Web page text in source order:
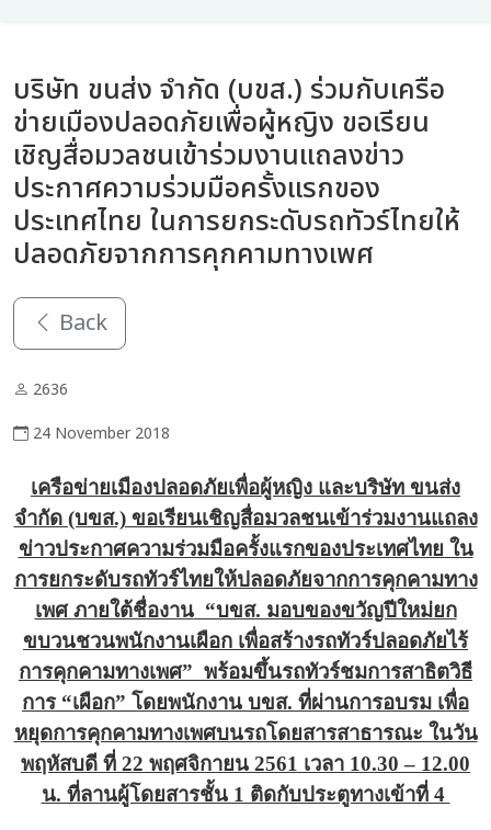
บริษัท ขนส่ง จำกัด (บขส.) ร่วมกับเครือ
ข่ายเมืองปลอดภัยเพื่อผู้หญิง ขอเรียน
เชิญสื่อมวลชนเข้าร่วมงานแถลงข่าว
ประกาศความร่วมมือครั้งแรกของ
ประเทศไทย ในการยกระดับรถทัวร์ไทยให้
ปลอดภัยจากการคุกคามทางเพศ
Back
2636
24 November 2018
เครือข่ายเมืองปลอดภัยเพื่อผู้หญิง และบริษัท ขนส่ง
จำกัด (บขส.) ขอเรียนเชิญสื่อมวลชนเข้าร่วมงานแถลง
ข่าวประกาศความร่วมมือครั้งแรกของประเทศไทย ใน
การยกระดับรถทัวร์ไทยให้ปลอดภัยจากการคุกคามทาง
เพศ ภายใต้ชื่องาน“บขส. มอบของขวัญปีใหม่ยก
ขบวนชวนพนักงานเผือก เพื่อสร้างรถทัวร์ปลอดภัยไร้
การคุกคามทางเพศ” พร้อมขึ้นรถทัวร์ชมการสาธิตวิธี
การ “เผือก” โดยพนักงาน บขส. ที่ผ่านการอบรม เพื่อ
หยุดการคุกคามทางเพศบนรถโดยสารสาธารณะ ในวัน
พฤหัสบดี ที่ 22 พฤศจิกายน 2561 เวลา 10.30 – 12.00
น. ที่ลานผู้โดยสารชั้น 1 ติดกับประตูทางเข้าที่ 4